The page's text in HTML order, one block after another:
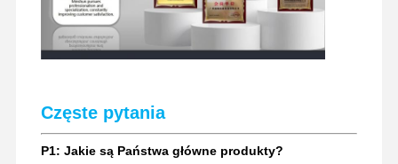
Częste pytania
P1: Jakie są Państwa główne produkty?